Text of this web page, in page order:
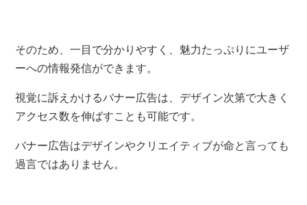
そのため、一目で分かりやすく、魅力たっぷりにユーザ
ーへの情報発信ができます。
視覚に訴えかけるバナー広告は、デザイン次第で大きく
アクセス数を伸ばすことも可能です。
バナー広告はデザインやクリエイティブが命と言っても
過言ではありません。